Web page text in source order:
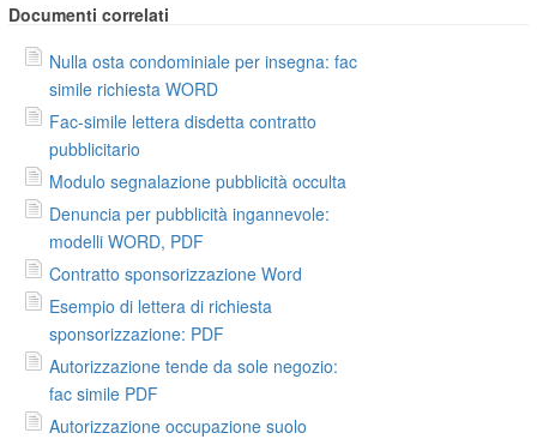
Documenti correlati
Nulla osta condominiale per insegna: fac
simile richiesta WORD
Fac-simile lettera disdetta contratto
pubblicitario
Modulo segnalazione pubblicità occulta
Denuncia per pubblicità ingannevole:
modelli WORD, PDF
Contratto sponsorizzazione Word
Esempio di lettera di richiesta
sponsorizzazione: PDF
Autorizzazione tende da sole negozio:
fac simile PDF
Autorizzazione occupazione suolo